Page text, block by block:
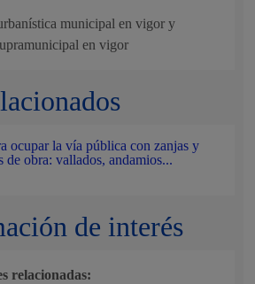
municipal en vigor y
en vigor
ocupar la vía pública con zanjas y
de obra: vallados, andamios...
de interés
relacionadas: